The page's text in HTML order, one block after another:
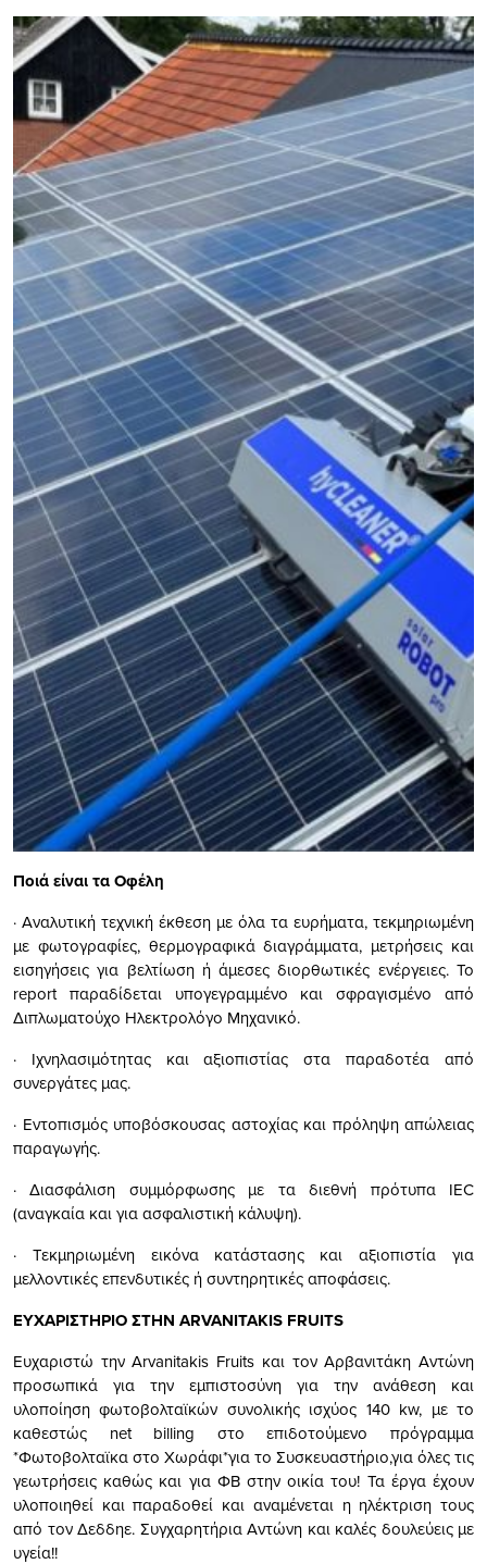
Ποιά είναι τα Οφέλη
· Αναλυτική τεχνική έκθεση με όλα τα ευρήματα, τεκμηριωμένη
με φωτογραφίες, θερμογραφικά διαγράμματα, μετρήσεις και
εισηγήσεις για βελτίωση ή άμεσες διορθωτικές ενέργειες. Το
report παραδίδεται υπογεγραμμένο και σφραγισμένο από
Διπλωματούχο Ηλεκτρολόγο Μηχανικό.
· Ιχνηλασιμότητας και αξιοπιστίας στα παραδοτέα από
συνεργάτες μας.
· Εντοπισμός υποβόσκουσας αστοχίας και πρόληψη απώλειας
παραγωγής.
· Διασφάλιση συμμόρφωσης με τα διεθνή πρότυπα IEC
(αναγκαία και για ασφαλιστική κάλυψη).
· Τεκμηριωμένη εικόνα κατάστασης και αξιοπιστία για
μελλοντικές επενδυτικές ή συντηρητικές αποφάσεις.
ΕΥΧΑΡIΣΤΗΡΙΟ ΣΤΗΝ ARVANITAKIS FRUITS
Ευχαριστώ την Arvanitakis Fruits και τον Αρβανιτάκη Αντώνη
προσωπικά για την εμπιστοσύνη για την ανάθεση και
υλοποίηση φωτοβολταϊκών συνολικής ισχύος 140 kw, με το
καθεστώς net billing στο επιδοτούμενο πρόγραμμα
*Φωτοβολταϊκα στο Χωράφι*για το Συσκευαστήριο,για όλες τις
γεωτρήσεις καθώς και για ΦΒ στην οικία του! Τα έργα έχουν
υλοποιηθεί και παραδοθεί και αναμένεται η ηλέκτριση τους
από τον Δεδδηε. Συγχαρητήρια Αντώνη και καλές δουλεύεις με
υγεία!!